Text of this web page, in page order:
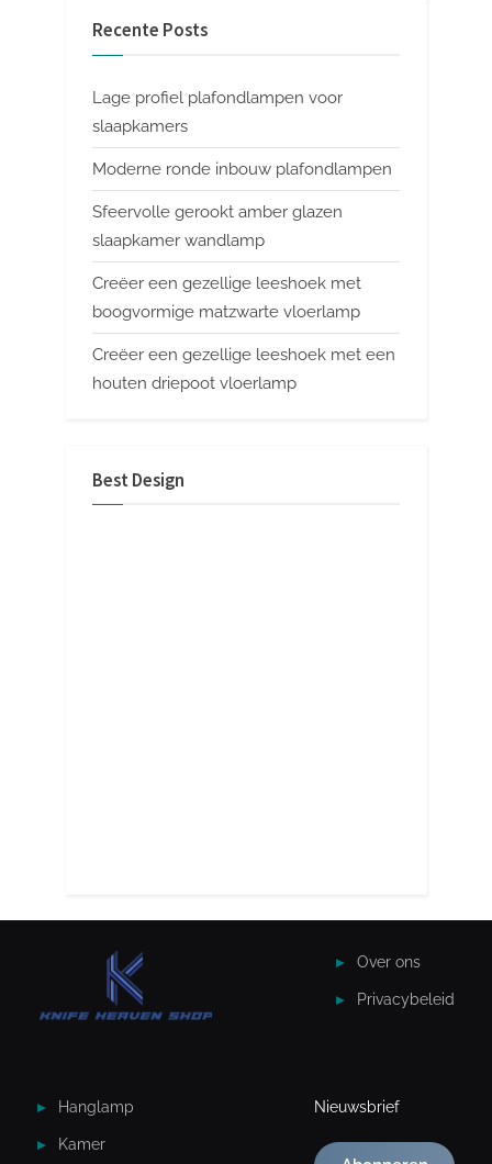
Recente Posts
Lage profiel plafondlampen voor
slaapkamers
Moderne ronde inbouw plafondlampen
Sfeervolle gerookt amber glazen
slaapkamer wandlamp
Creëer een gezellige leeshoek met
boogvormige matzwarte vloerlamp
Creëer een gezellige leeshoek met een
houten driepoot vloerlamp
Best Design
Over ons
Privacybeleid
Hanglamp
Kamer
Nieuwsbrief